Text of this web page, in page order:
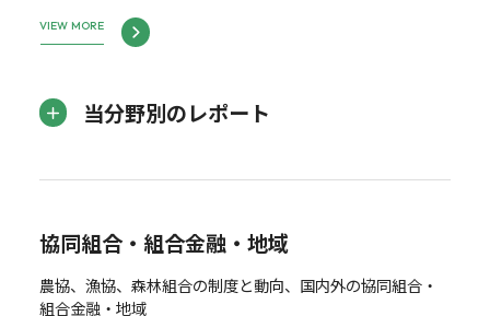
VIEW MORE
当分野別のレポート
協同組合・組合金融・地域
農協、漁協、森林組合の制度と動向、国内外の協同組合・
組合金融・地域